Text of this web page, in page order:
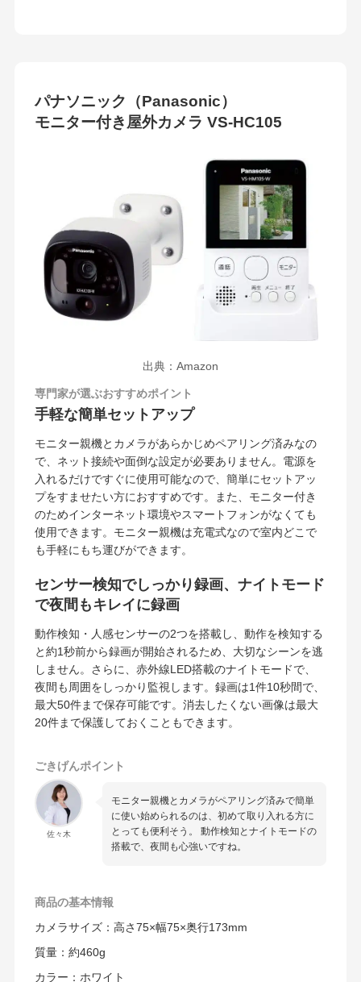
パナソニック（Panasonic）
モニター付き屋外カメラ VS-HC105
出典：Amazon
専門家が選ぶおすすめポイント
手軽な簡単セットアップ
モニター親機とカメラがあらかじめペアリング済みなの
で、ネット接続や面倒な設定が必要ありません。電源を
入れるだけですぐに使用可能なので、簡単にセットアッ
プをすませたい方におすすめです。また、モニター付き
のためインターネット環境やスマートフォンがなくても
使用できます。モニター親機は充電式なので室内どこで
も手軽にもち運びができます。
センサー検知でしっかり録画、ナイトモード
で夜間もキレイに録画
動作検知・人感センサーの2つを搭載し、動作を検知する
と約1秒前から録画が開始されるため、大切なシーンを逃
しません。さらに、赤外線LED搭載のナイトモードで、
夜間も周囲をしっかり監視します。録画は1件10秒間で、
最大50件まで保存可能です。消去したくない画像は最大
20件まで保護しておくこともできます。
ごきげんポイント
佐々木
モニター親機とカメラがペアリング済みで簡単
に使い始められるのは、初めて取り入れる方に
とっても便利そう。 動作検知とナイトモードの
搭載で、夜間も心強いですね。
商品の基本情報
カメラサイズ：高さ75×幅75×奥行173mm
質量：約460g
カラー：ホワイト